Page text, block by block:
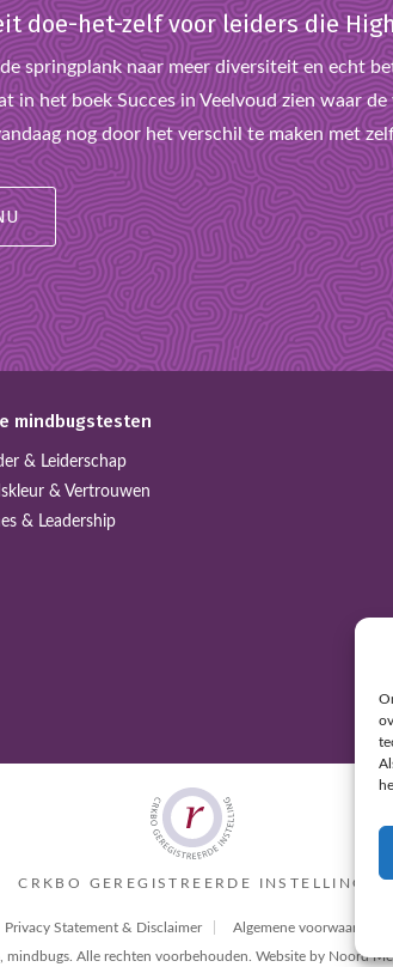
doe-het-zelf voor leiders die
springplank naar meer diversiteit en echt
in het boek Succes in Veelvoud zien waar
nog door het verschil te maken met
mindbugstesten
& Leiderschap
& Vertrouwen
& Leadership
CRKBO GEREGISTREERDE INSTELLING
Privacy Statement & Disclaimer
Algemene voorwaarden
mindbugs. Alle rechten voorbehouden. Website by Noord